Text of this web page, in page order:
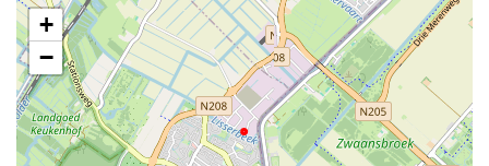
+
−